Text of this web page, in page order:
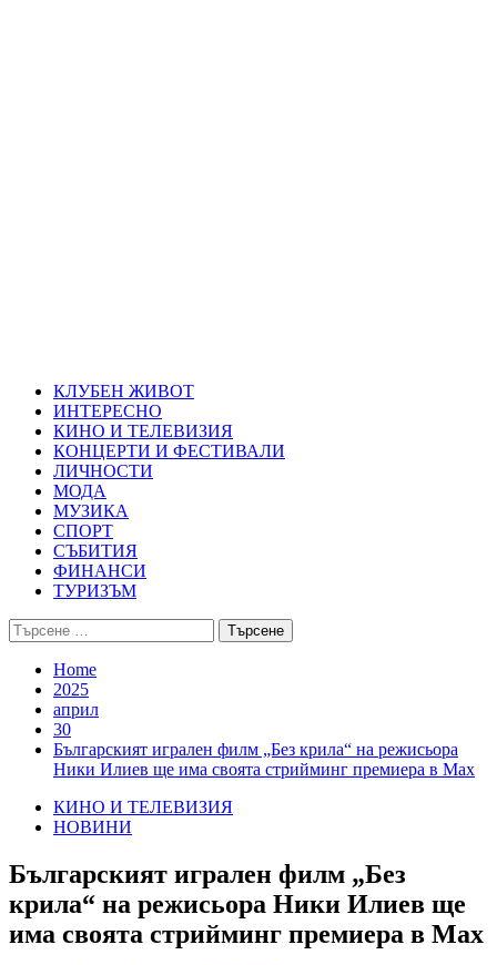
КЛУБЕН ЖИВОТ
ИНТЕРЕСНО
КИНО И ТЕЛЕВИЗИЯ
КОНЦЕРТИ И ФЕСТИВАЛИ
ЛИЧНОСТИ
МОДА
МУЗИКА
СПОРТ
СЪБИТИЯ
ФИНАНСИ
ТУРИЗЪМ
Търсене
за:
Home
2025
април
30
Българският игрален филм „Без крила“ на режисьора
Ники Илиев ще има своята стрийминг премиера в Max
КИНО И ТЕЛЕВИЗИЯ
НОВИНИ
Българският игрален филм „Без
крила“ на режисьора Ники Илиев ще
има своята стрийминг премиера в Max